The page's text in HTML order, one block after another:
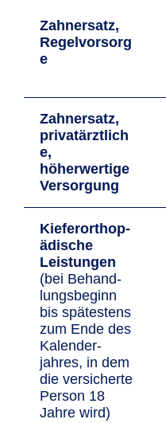
Zahnersatz,
Regelvorsorg
e
Zahnersatz,
privatärztlich
e,
höherwertige
Versorgung
Kiefer­orthop­
ädische
Leistungen
(bei Behand­
lungs­beginn
bis spätes­tens
zum Ende des
Kalender­
jahres, in dem
die versi­cherte
Person 18
Jahre wird)